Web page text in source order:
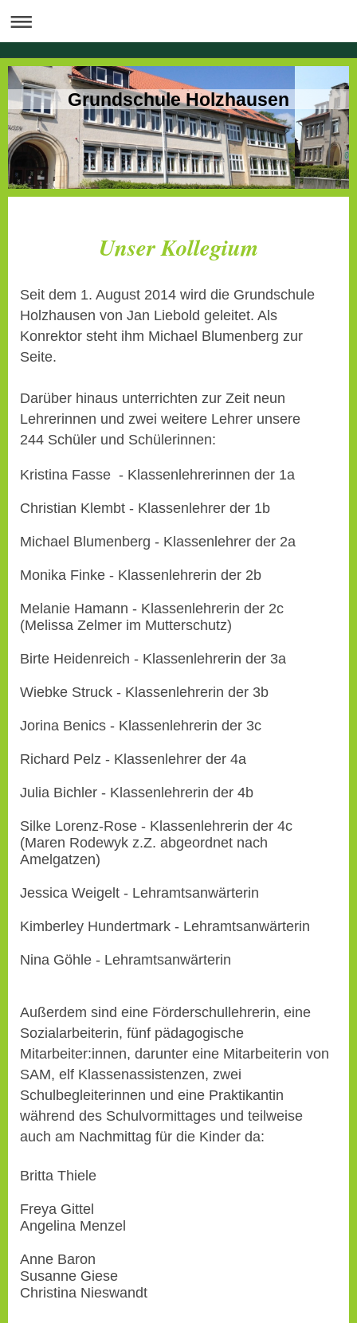
Grundschule Holzhausen
Unser Kollegium
Seit dem 1. August 2014 wird die Grundschule
Holzhausen von Jan Liebold geleitet. Als
Konrektor steht ihm Michael Blumenberg zur
Seite.
Darüber hinaus unterrichten zur Zeit neun
Lehrerinnen und zwei weitere Lehrer unsere
244 Schüler und Schülerinnen:
Kristina Fasse - Klassenlehrerinnen der 1a
Christian Klembt - Klassenlehrer der 1b
Michael Blumenberg - Klassenlehrer der 2a
Monika Finke - Klassenlehrerin der 2b
Melanie Hamann - Klassenlehrerin der 2c
(Melissa Zelmer im Mutterschutz)
Birte Heidenreich - Klassenlehrerin der 3a
Wiebke Struck - Klassenlehrerin der 3b
Jorina Benics - Klassenlehrerin der 3c
Richard Pelz - Klassenlehrer der 4a
Julia Bichler - Klassenlehrerin der 4b
Silke Lorenz-Rose - Klassenlehrerin der 4c
(Maren Rodewyk z.Z. abgeordnet nach
Amelgatzen)
Jessica Weigelt - Lehramtsanwärterin
Kimberley Hundertmark - Lehramtsanwärterin
Nina Göhle - Lehramtsanwärterin
Außerdem sind eine Förderschullehrerin, eine
Sozialarbeiterin, fünf pädagogische
Mitarbeiter:innen, darunter eine Mitarbeiterin von
SAM, elf Klassenassistenzen, zwei
Schulbegleiterinnen und eine Praktikantin
während des Schulvormittages und teilweise
auch am Nachmittag für die Kinder da:
Britta Thiele
Freya Gittel
Angelina Menzel
Anne Baron
Susanne Giese
Christina Nieswandt